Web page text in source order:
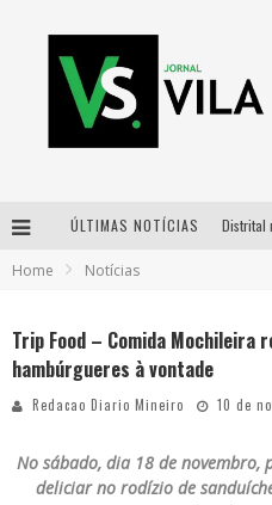
ÚLTIMAS NOTÍCIAS
Home Notícias
Trip Food – Comida Mochileira
hambúrgueres à vontade
Redacao Diario Mineiro 10 de
No sábado, dia 18 de novembro,
deliciar no rodízio de